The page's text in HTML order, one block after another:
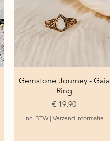
Snel overzicht
Gemstone Journey - Gaia
Ring
Prijs
€ 19,90
incl.BTW |Verzend informatie